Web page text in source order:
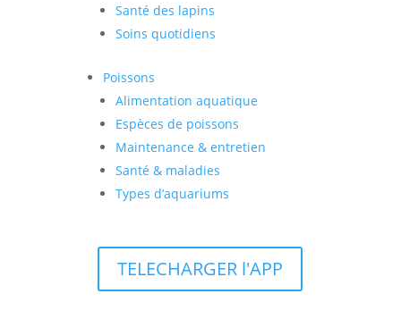
Santé des lapins
Soins quotidiens
Poissons
Alimentation aquatique
Espèces de poissons
Maintenance & entretien
Santé & maladies
Types d’aquariums
TELECHARGER l'APP